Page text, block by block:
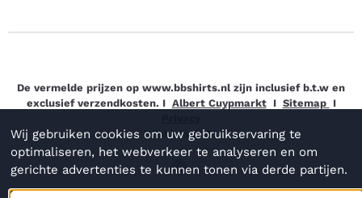
De vermelde prijzen op www.bbshirts.nl zijn inclusief b.t.w en
exclusief verzendkosten. I Albert CuypmarktI Sitemap I
BBshirts 2025
Wij gebruiken cookies om uw gebruikservaring te
optimaliseren, het webverkeer te analyseren en om
gerichte advertenties te kunnen tonen via derde partijen.